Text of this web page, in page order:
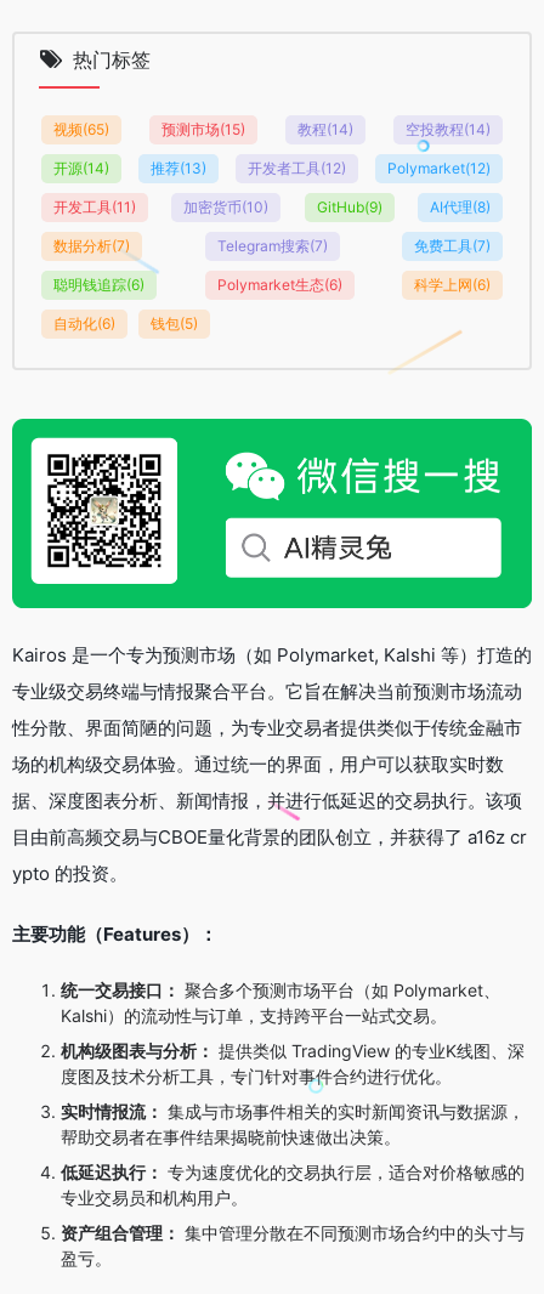
热门标签
视频(65) 预测市场(15) 教程(14) 空投教程(14)
开源(14) 推荐(13) 开发者工具(12) Polymarket(12)
开发工具(11) 加密货币(10) GitHub(9) AI代理(8)
数据分析(7) Telegram搜索(7) 免费工具(7)
聪明钱追踪(6) Polymarket生态(6) 科学上网(6)
自动化(6) 钱包(5)
Kairos 是一个专为预测市场（如 Polymarket, Kalshi 等）打造的
专业级交易终端与情报聚合平台。它旨在解决当前预测市场流动
性分散、界面简陋的问题，为专业交易者提供类似于传统金融市
场的机构级交易体验。通过统一的界面，用户可以获取实时数
据、深度图表分析、新闻情报，并进行低延迟的交易执行。该项
目由前高频交易与CBOE量化背景的团队创立，并获得了 a16z cr
ypto 的投资。
主要功能（Features）：
统一交易接口： 聚合多个预测市场平台（如 Polymarket、
Kalshi）的流动性与订单，支持跨平台一站式交易。
机构级图表与分析： 提供类似 TradingView 的专业K线图、深
度图及技术分析工具，专门针对事件合约进行优化。
实时情报流： 集成与市场事件相关的实时新闻资讯与数据源，
帮助交易者在事件结果揭晓前快速做出决策。
低延迟执行： 专为速度优化的交易执行层，适合对价格敏感的
专业交易员和机构用户。
资产组合管理： 集中管理分散在不同预测市场合约中的头寸与
盈亏。